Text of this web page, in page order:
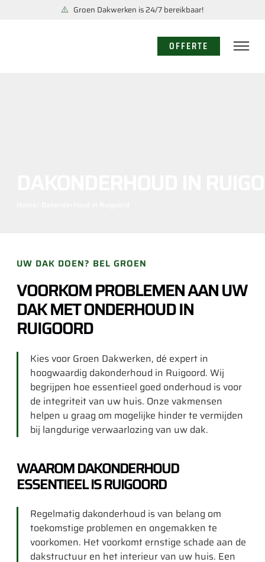
Groen Dakwerken is 24/7 bereikbaar!
OFFERTE
UW DAK DOEN? BEL GROEN
VOORKOM PROBLEMEN AAN UW
DAK MET ONDERHOUD IN
RUIGOORD
Kies voor Groen Dakwerken, dé expert in
hoogwaardig dakonderhoud in Ruigoord. Wij
begrijpen hoe essentieel goed onderhoud is voor
de integriteit van uw huis. Onze vakmensen
helpen u graag om mogelijke hinder te vermijden
bij langdurige verwaarlozing van uw dak.
WAAROM DAKONDERHOUD
ESSENTIEEL IS RUIGOORD
Regelmatig dakonderhoud is van belang om
toekomstige problemen en ongemakken te
voorkomen. Het voorkomt ernstige schade aan de
dakstructuur en het interieur van uw huis. Een